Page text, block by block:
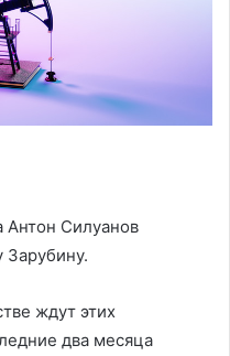
Антон Силуанов
Зарубину.
ждут этих
два месяца